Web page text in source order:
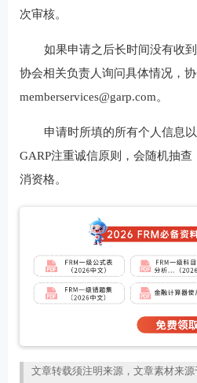
次审核。
如果申请之后长时间没有收
协会相关负责人询问具体情况，协
memberservices@garp.com。
申请时所填的所有个人信息
GARP注重诚信原则，会随机抽
消资格。
文章转载须注明来源，文章素材来